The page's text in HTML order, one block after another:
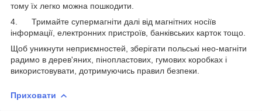
тому їх легко можна пошкодити.
4. Тримайте супермагніти далі від магнітних носіїв
інформації, електронних пристроїв, банківських карток тощо.
Щоб уникнути неприємностей, зберігати польські нео-магніти
радимо в дерев'яних, пінопластових, гумових коробках і
використовувати, дотримуючись правил безпеки.
Приховати